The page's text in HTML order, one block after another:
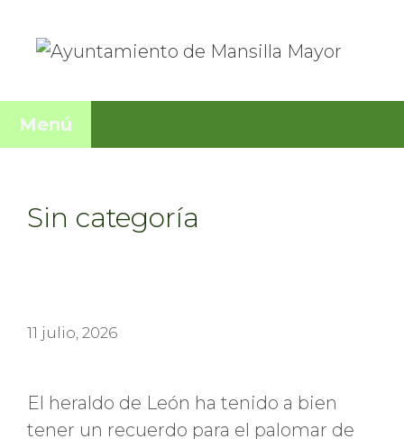
contenido
Menú
Sin categoría
11 julio, 2026
El heraldo de León ha tenido a bien
tener un recuerdo para el palomar de